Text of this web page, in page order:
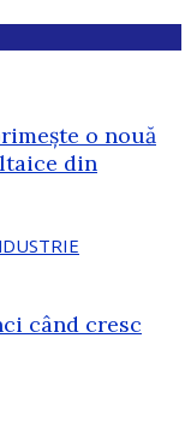
o nouă
din
când cresc